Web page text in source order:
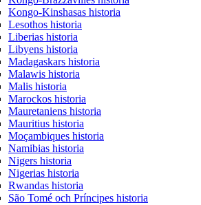
Kongo-Kinshasas historia
Lesothos historia
Liberias historia
Libyens historia
Madagaskars historia
Malawis historia
Malis historia
Marockos historia
Mauretaniens historia
Mauritius historia
Moçambiques historia
Namibias historia
Nigers historia
Nigerias historia
Rwandas historia
São Tomé och Príncipes historia